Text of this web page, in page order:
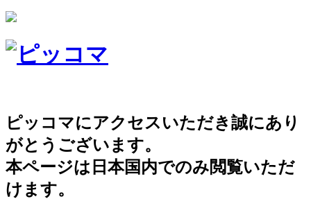
ピッコマにアクセスいただき誠にあり
がとうございます。
本ページは日本国内でのみ閲覧いただ
けます。